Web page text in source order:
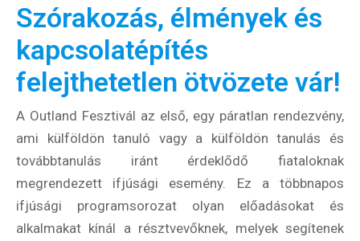
Szórakozás, élmények és
kapcsolatépítés
felejthetetlen ötvözete vár!
A Outland Fesztivál az első, egy páratlan rendezvény,
ami külföldön tanuló vagy a külföldön tanulás és
továbbtanulás iránt érdeklődő fiataloknak
megrendezett ifjúsági esemény. Ez a többnapos
ifjúsági programsorozat olyan előadásokat és
alkalmakat kínál a résztvevőknek, melyek segítenek